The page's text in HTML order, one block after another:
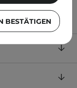
BESTÄTIGEN